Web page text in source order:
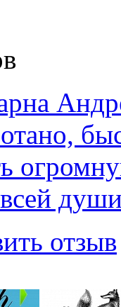
души
отзыв